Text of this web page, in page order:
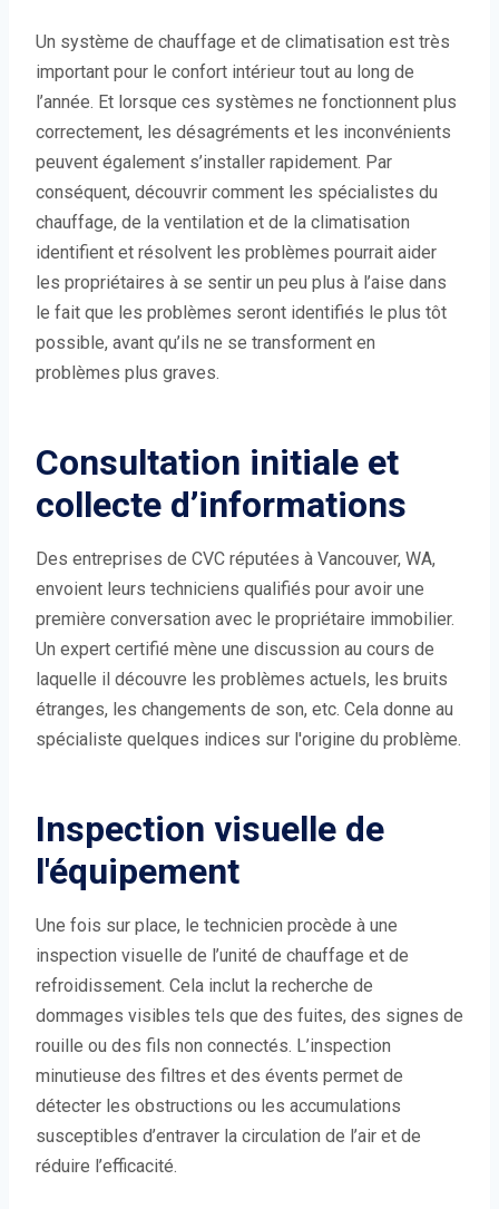
Un système de chauffage et de climatisation est très
important pour le confort intérieur tout au long de
l’année. Et lorsque ces systèmes ne fonctionnent plus
correctement, les désagréments et les inconvénients
peuvent également s’installer rapidement. Par
conséquent, découvrir comment les spécialistes du
chauffage, de la ventilation et de la climatisation
identifient et résolvent les problèmes pourrait aider
les propriétaires à se sentir un peu plus à l’aise dans
le fait que les problèmes seront identifiés le plus tôt
possible, avant qu’ils ne se transforment en
problèmes plus graves.
Consultation initiale et
collecte d’informations
Des entreprises de CVC réputées à Vancouver, WA,
envoient leurs techniciens qualifiés pour avoir une
première conversation avec le propriétaire immobilier.
Un expert certifié mène une discussion au cours de
laquelle il découvre les problèmes actuels, les bruits
étranges, les changements de son, etc. Cela donne au
spécialiste quelques indices sur l'origine du problème.
Inspection visuelle de
l'équipement
Une fois sur place, le technicien procède à une
inspection visuelle de l’unité de chauffage et de
refroidissement. Cela inclut la recherche de
dommages visibles tels que des fuites, des signes de
rouille ou des fils non connectés. L’inspection
minutieuse des filtres et des évents permet de
détecter les obstructions ou les accumulations
susceptibles d’entraver la circulation de l’air et de
réduire l’efficacité.